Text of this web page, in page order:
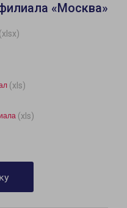
«Москва»
(xlsx)
(xls)
(xls)